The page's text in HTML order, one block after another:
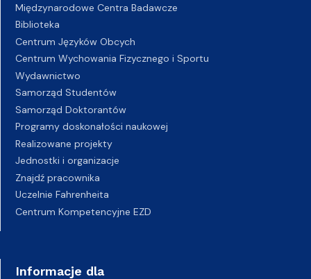
Międzynarodowe Centra Badawcze
Biblioteka
Centrum Języków Obcych
Centrum Wychowania Fizycznego i Sportu
Wydawnictwo
Samorząd Studentów
Samorząd Doktorantów
Programy doskonałości naukowej
Realizowane projekty
Jednostki i organizacje
Znajdź pracownika
Uczelnie Fahrenheita
Centrum Kompetencyjne EZD
Informacje dla